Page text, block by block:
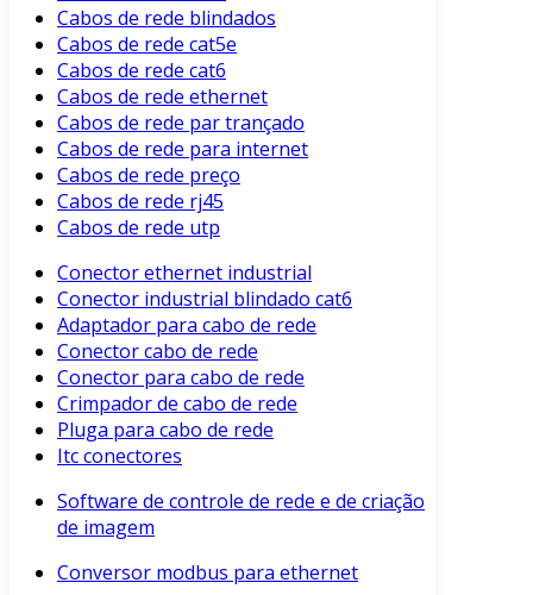
Cabos de rede blindados
Cabos de rede cat5e
Cabos de rede cat6
Cabos de rede ethernet
Cabos de rede par trançado
Cabos de rede para internet
Cabos de rede preço
Cabos de rede rj45
Cabos de rede utp
Conector ethernet industrial
Conector industrial blindado cat6
Adaptador para cabo de rede
Conector cabo de rede
Conector para cabo de rede
Crimpador de cabo de rede
Pluga para cabo de rede
Itc conectores
Software de controle de rede e de criação
de imagem
Conversor modbus para ethernet